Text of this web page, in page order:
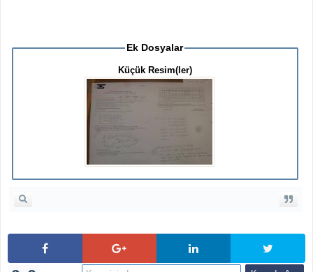
Ek Dosyalar
Küçük Resim(ler)